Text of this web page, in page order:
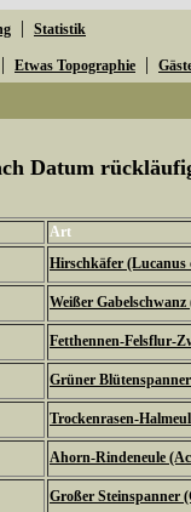
| Statistik
| Etwas Topographie |
Datum
Art
Hirschkäfer (Lucanus
Weißer
Fetthennen-Felsflur-
Grüner
Trockenrasen-
Ahorn-Rindeneule
Großer Steinspanner